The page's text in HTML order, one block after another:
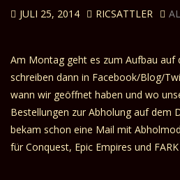
JULI 25, 2014 RICSATTLER
Am Montag geht es zum Aufbau auf
schreiben dann in Facebook/Blog/
wann wir geöffnet haben und wo
Bestellungen zur Abholung auf dem
bekam schon eine Mail mit
für Conquest, Epic Empires und